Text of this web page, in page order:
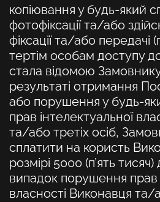
копіювання у будь-який
фотофіксації та/або
фіксації та/або
тертім особам доступу
стала відомою
результаті отримання
або порушення у будь-
прав інтелектуальної
та/або третіх осіб,
сплатити на користь
розмірі 5000 (п’ять
випадок порушення прав
власності Виконавця та/